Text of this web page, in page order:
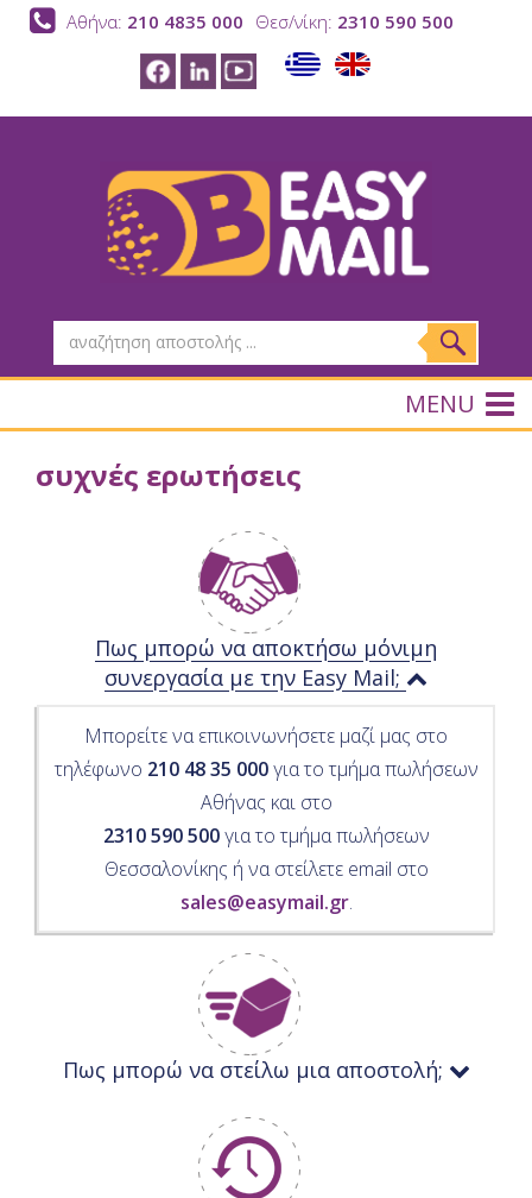
Αθήνα: 210 4835 000 Θεσ/νίκη: 2310 590 500
MENU
συχνές ερωτήσεις
Πως μπορώ να αποκτήσω μόνιμη
συνεργασία με την Easy Mail;
Μπορείτε να επικοινωνήσετε μαζί μας στο
τηλέφωνο 210 48 35 000για το τμήμα πωλήσεων
Αθήνας και στο
2310 590 500για το τμήμα πωλήσεων
Θεσσαλονίκης ή να στείλετε email στο
sales@easymail.gr.
Πως μπορώ να στείλω μια αποστολή;